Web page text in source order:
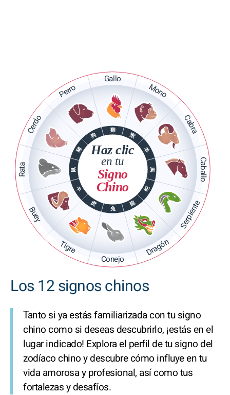
Los 12 signos chinos
Tanto si ya estás familiarizada con tu signo
chino como si deseas descubrirlo, ¡estás en el
lugar indicado! Explora el perfil de tu signo del
zodíaco chino y descubre cómo influye en tu
vida amorosa y profesional, así como tus
fortalezas y desafíos.
Rata
Buey
Tigre
Conejo
Dragón
Serpiente
Caballo
Cabra
Mono
Gallo
Perro
Cerdo
鼠
牛
虎
兔
龍
蛇
馬
羊
猴
雞
狗
豬 Haz clic
en tu
Signo
Chino